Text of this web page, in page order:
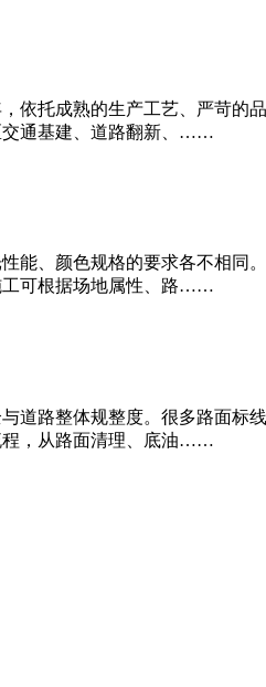
依托成熟的生产工艺、严苛的
交通基建、道路翻新、……
能、颜色规格的要求各不相同
工可根据场地属性、路……
道路整体规整度。很多路面标
程，从路面清理、底油……